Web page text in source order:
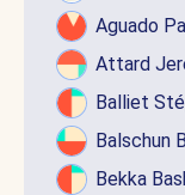
Aguado
Attard
Balliet
Balschun
Bekka